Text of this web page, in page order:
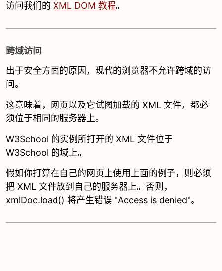
访问我们的 XML DOM 教程。
跨域访问
出于安全方面的原因，现代的浏览器不允许跨域的访
问。
这意味着，网页以及它试图加载的 XML 文件，都必
须位于相同的服务器上。
W3School 的实例所打开的 XML 文件位于
W3School 的域上。
假如你打算在自己的网页上使用上面的例子，则必须
把 XML 文件放到自己的服务器上。否则，
xmlDoc.load() 将产生错误 "Access is denied"。